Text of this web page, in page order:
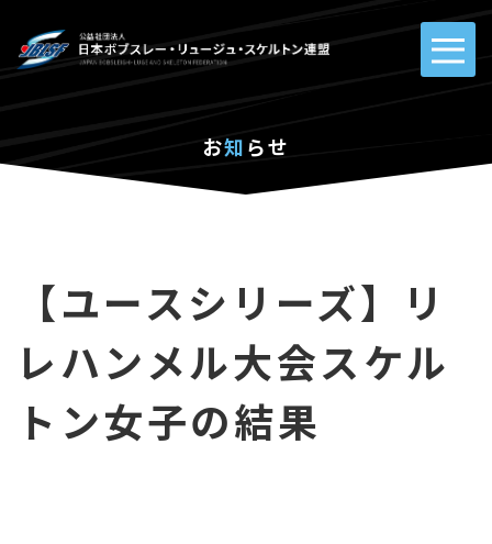
お知らせ
【ユースシリーズ】リ
レハンメル大会スケル
トン女子の結果